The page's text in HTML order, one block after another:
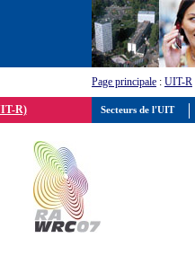
Page principale : UIT-R
R) Secteurs de l'UIT